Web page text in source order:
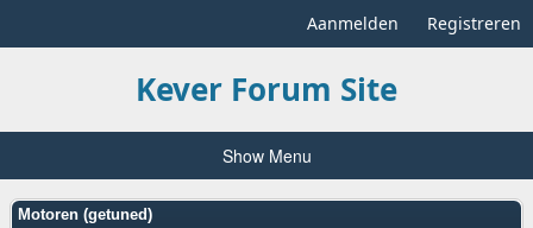
Aanmelden Registreren
Kever Forum Site
Show Menu
Motoren (getuned)